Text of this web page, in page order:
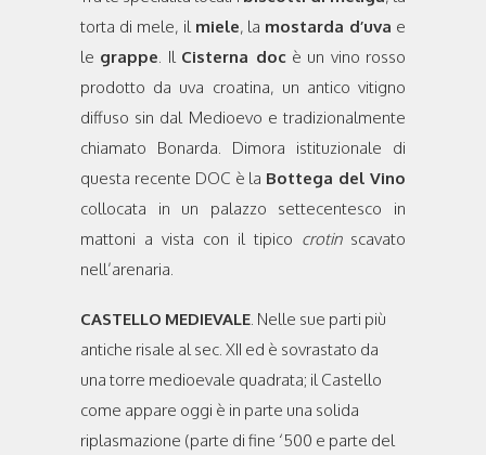
torta di mele, il miele, la mostarda d’uva e
le grappe. Il Cisterna doc è un vino rosso
prodotto da uva croatina, un antico vitigno
diffuso sin dal Medioevo e tradizionalmente
chiamato Bonarda. Dimora istituzionale di
questa recente DOC è la Bottega del Vino
collocata in un palazzo settecentesco in
mattoni a vista con il tipico crotinscavato
nell’arenaria.
CASTELLO MEDIEVALE. Nelle sue parti più
antiche risale al sec. XII ed è sovrastato da
una torre medioevale quadrata; il Castello
come appare oggi è in parte una solida
riplasmazione (parte di fine ‘500 e parte del